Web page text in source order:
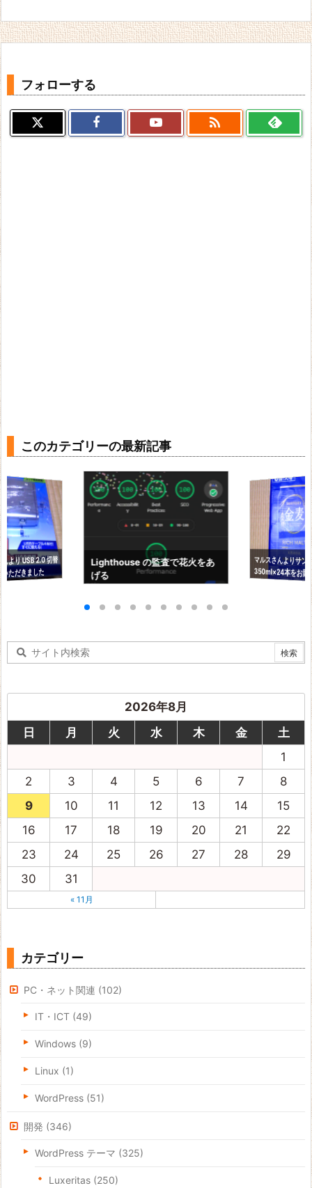
フォローする

このカテゴリーの最新記事
より USB 2.0 切替
ただきました
Lighthouse の監査で花火をあ
げる
マルスさんよりサ
350ml×24本をお贈
ました
2026年8月
日
月 火 水 木 金
土
1
2
3 4 5 6 7
8
9
10 11 12 13 14
15
16
17 18 19 20 21
22
23
24 25 26 27 28
29
30
31
« 11月
カテゴリー
PC・ネット関連 (102)
IT・ICT (49)
Windows (9)
Linux (1)
WordPress (51)
開発 (346)
WordPress テーマ (325)
Luxeritas (250)